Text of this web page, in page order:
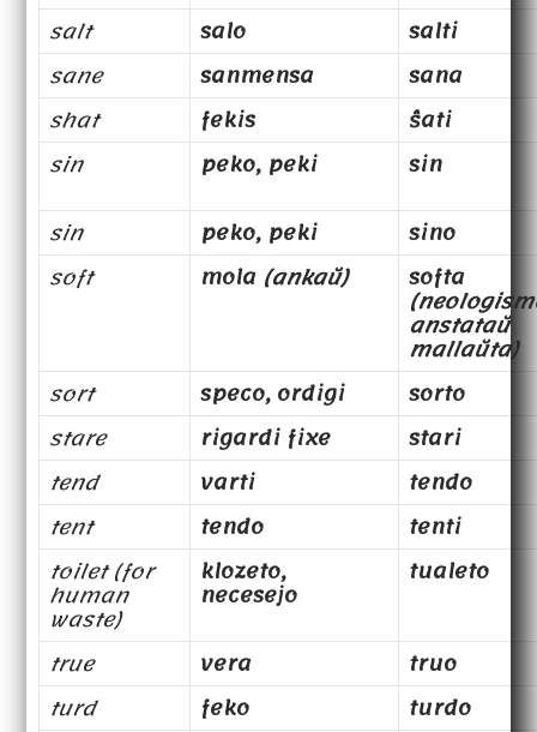
salt
salo
salti
sane
sanmensa
sana
shat
fekis
ŝati
sin
peko, peki
sin
sin
peko, peki
sino
soft
mola (ankaŭ) softa
anstataŭ
mallaŭta)
sort
speco, ordigi
sorto
stare
rigardi fixe
stari
tend
varti
tendo
tent
tendo
tenti
toilet (for
human
waste)
klozeto,
necesejo
tualeto
true vera
truo
turd
feko
turdo